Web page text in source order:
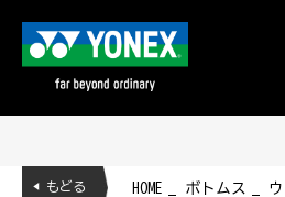
HOME ボトムス
◀ もどる